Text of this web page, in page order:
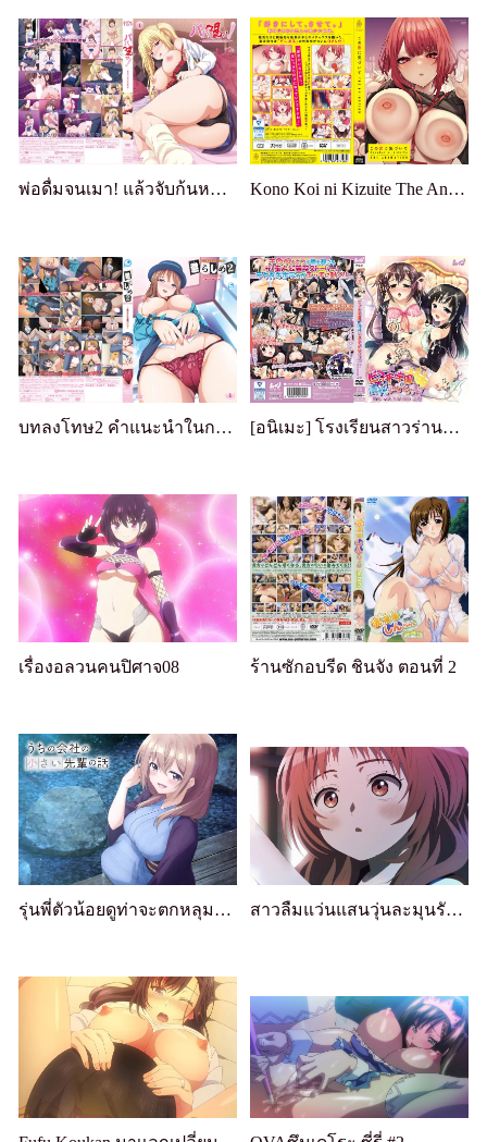
พ่อดื่มจนเมา! แล้วจับก้นหนูเป็นตัวประกัน Kono Koi ni Kizuite The Animation โคโน โคอิ นิ คิสึอิเตะ
บทลงโทษ2 คำแนะนำในการผสมพันธ์ [อนิเมะ] โรงเรียนสาวร่านจะคนบริสุทธิ์ไม่ได้! ! ? แอนิเมชั่นเล่มที่ 1
เรื่องอลวนคนปิศาจ08 ร้านซักอบรีด ชินจัง ตอนที่ 2
รุ่นพี่ตัวน้อยดูท่าจะตกหลุมรัก 08 สาวลืมแว่นแสนวุ่นละมุนรัก 09